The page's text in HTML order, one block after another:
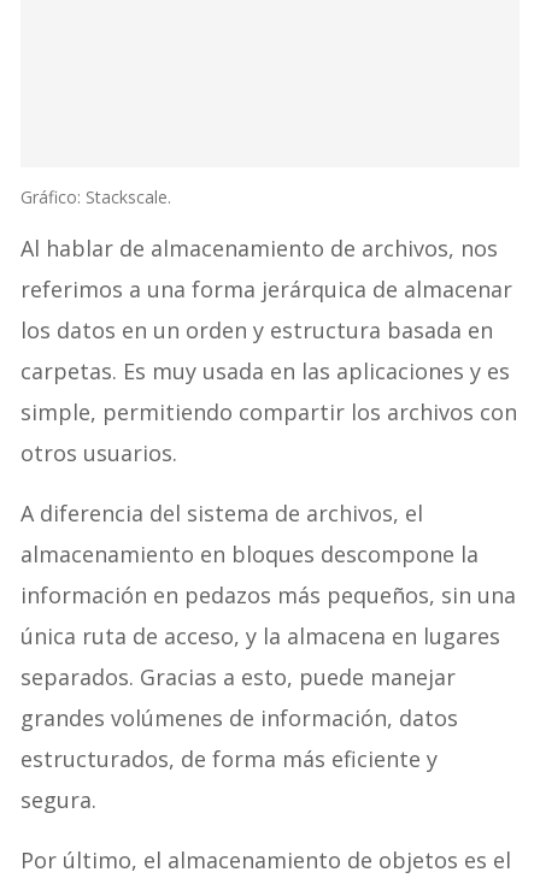
Gráfico: Stackscale.
Al hablar de almacenamiento de archivos, nos
referimos a una forma jerárquica de almacenar
los datos en un orden y estructura basada en
carpetas. Es muy usada en las aplicaciones y es
simple, permitiendo compartir los archivos con
otros usuarios.
A diferencia del sistema de archivos, el
almacenamiento en bloques descompone la
información en pedazos más pequeños, sin una
única ruta de acceso, y la almacena en lugares
separados. Gracias a esto, puede manejar
grandes volúmenes de información, datos
estructurados, de forma más eficiente y
segura.
Por último, el almacenamiento de objetos es el